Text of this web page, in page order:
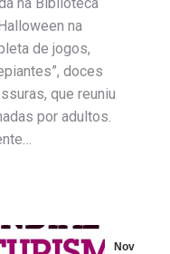
na
de jogos,
doces
que reuniu
por adultos.
Nov